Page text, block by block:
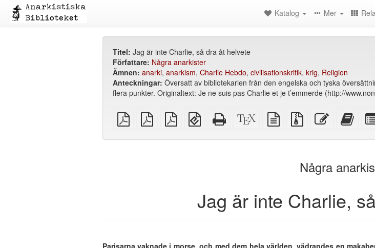
Katalog Mer
Titel: Jag är inte Charlie, så dra åt helvete
Författare: Några anarkister
Ämnen: anarki, anarkism, Charlie Hebdo, civilisationskritik, krig, Religion
Anteckningar: Översatt av bibliotekarien från den engelska och tyska
flera punkter. Originaltext: Je ne suis pas Charlie et je t’emmerde (http://
plain
PDF
A4
imposed
Letter
imposed
EPUB
(för
Fristående
HTML
XeLaTeX
källa
plain
text
Källfiler
med
Redigera
denna
Lägg
Några
Jag är inte Charlie,